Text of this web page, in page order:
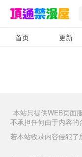
首页 更新
本站只提供WEB页面
不承担任何由于内容的
若本站收录内容侵犯